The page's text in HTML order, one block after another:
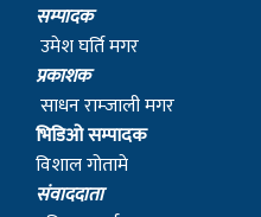
सम्पादक
उमेश घर्ति मगर
प्रकाशक
साधन राम्जाली मगर
भिडिओ सम्पादक
विशाल गोतामे
स‌ंवाददाता